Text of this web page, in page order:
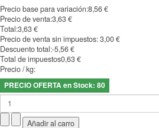
Precio base para variación:8,56 €
Precio de venta:3,63 €
Total:3,63 €
Precio de venta sin impuestos:3,00 €
Descuento total:-5,56 €
Total de impuestos0,63 €
Precio / kg:
PRECIO OFERTA en Stock: 80